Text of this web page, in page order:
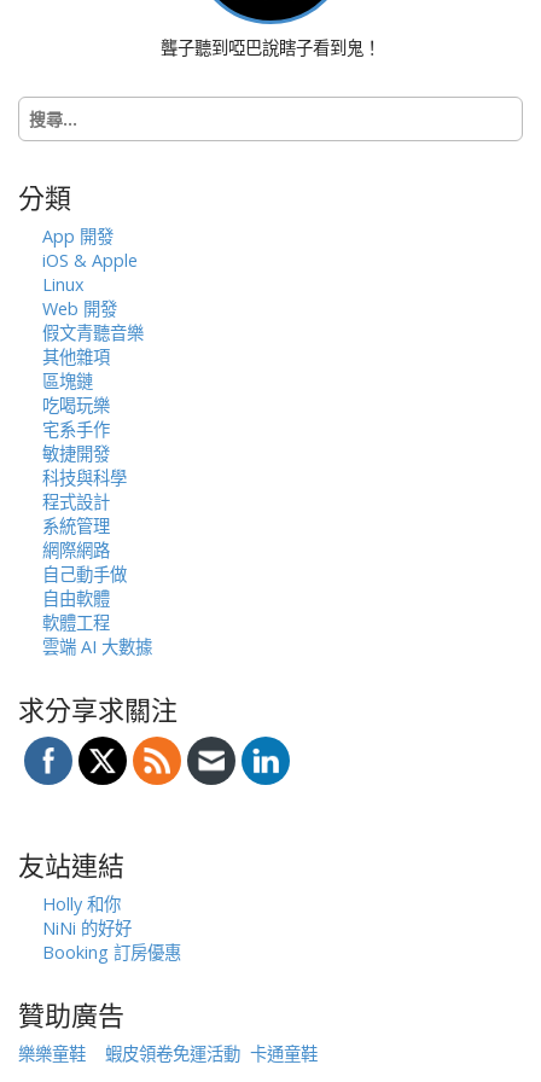
i
o
n
聾子聽到啞巴說瞎子看到鬼！
搜
尋
字:
分類
App 開發
iOS & Apple
Linux
Web 開發
假文青聽音樂
其他雜項
區塊鏈
吃喝玩樂
宅系手作
敏捷開發
科技與科學
程式設計
系統管理
網際網路
自己動手做
自由軟體
軟體工程
雲端 AI 大數據
求分享求關注
友站連結
Holly 和你
NiNi 的好好
Booking 訂房優惠
贊助廣告
樂樂童鞋 蝦皮領卷免運活動 卡通童鞋